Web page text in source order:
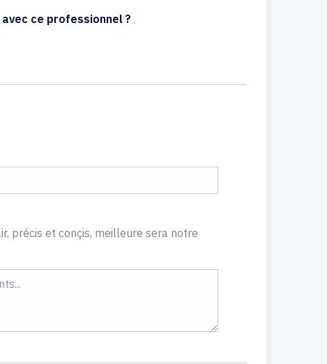
ce professionnel ?
précis et conçis, meilleure sera notre